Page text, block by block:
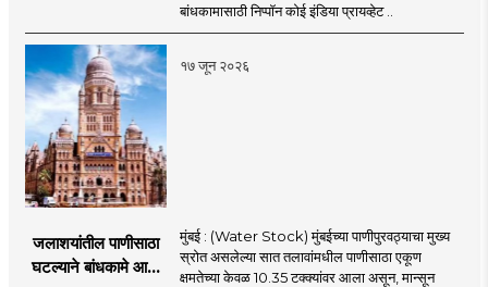
मंजुरीची प्रतीक्षा
बांधकामासाठी निप्पॉन कोई इंडिया प्रायव्हेट ..
१७ जून २०२६
जलाशयांतील पाणीसाठा
घटल्याने बांधकामे आणि
मुंबई : (Water Stock) मुंबईच्या पाणीपुरवठ्याचा मुख्य
स्रोत असलेल्या सात तलावांमधील पाणीसाठा एकूण
क्षमतेच्या केवळ 10.35 टक्क्यांवर आला असून, मान्सून